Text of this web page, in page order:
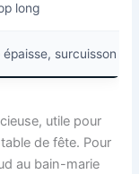
long
surcuisson
utile pour
de fête. Pour
au bain-marie